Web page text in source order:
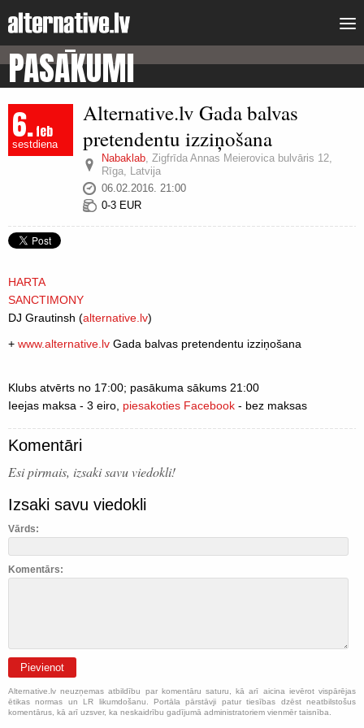
PASĀKUMI
6.feb
sestdiena
Alternative.lv Gada balvas
pretendentu izziņošana
Nabaklab, Zigfrīda Annas Meierovica bulvāris 12,
Rīga, Latvija
06.02.2016. 21:00
0-3 EUR
HARTA
SANCTIMONY
DJ Grautinsh (alternative.lv)
+ www.alternative.lv Gada balvas pretendentu izziņošana
Klubs atvērts no 17:00; pasākuma sākums 21:00
Ieejas maksa - 3 eiro, piesakoties Facebook - bez maksas
Komentāri
Esi pirmais, izsaki savu viedokli!
Izsaki savu viedokli
Vārds:
Komentārs:
Pievienot
Alternative.lv neuzņemas atbildību par komentāru saturu, kā arī aicina ievērot vispārējas
ētikas normas un LR likumdošanu. Portāla pārstāvji patur tiesības dzēst neatbilstošus
komentārus, kā arī uzsver, ka neskaidrību gadījumā administratoriem vienmēr taisnība.